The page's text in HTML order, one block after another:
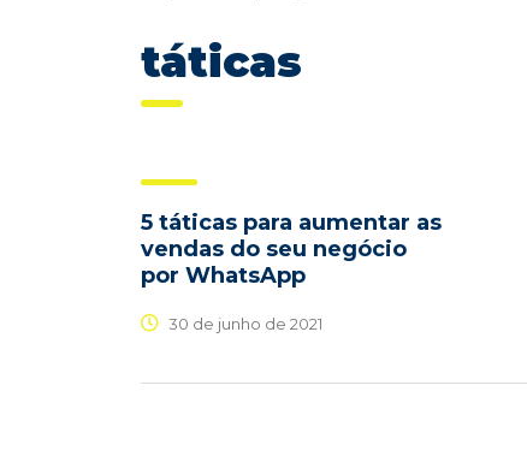
táticas
5 táticas para aumentar as
vendas do seu negócio
por WhatsApp
30 de junho de 2021